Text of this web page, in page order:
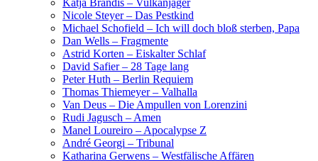
Katja Brandis – Vulkanjäger
Nicole Steyer – Das Pestkind
Michael Schofield – Ich will doch bloß sterben, Papa
Dan Wells – Fragmente
Astrid Korten – Eiskalter Schlaf
David Safier – 28 Tage lang
Peter Huth – Berlin Requiem
Thomas Thiemeyer – Valhalla
Van Deus – Die Ampullen von Lorenzini
Rudi Jagusch – Amen
Manel Loureiro – Apocalypse Z
André Georgi – Tribunal
Katharina Gerwens – Westfälische Affären